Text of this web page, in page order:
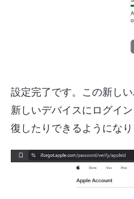
設定完了です。この新し
新しいデバイスにログイ
復したりできるようになり